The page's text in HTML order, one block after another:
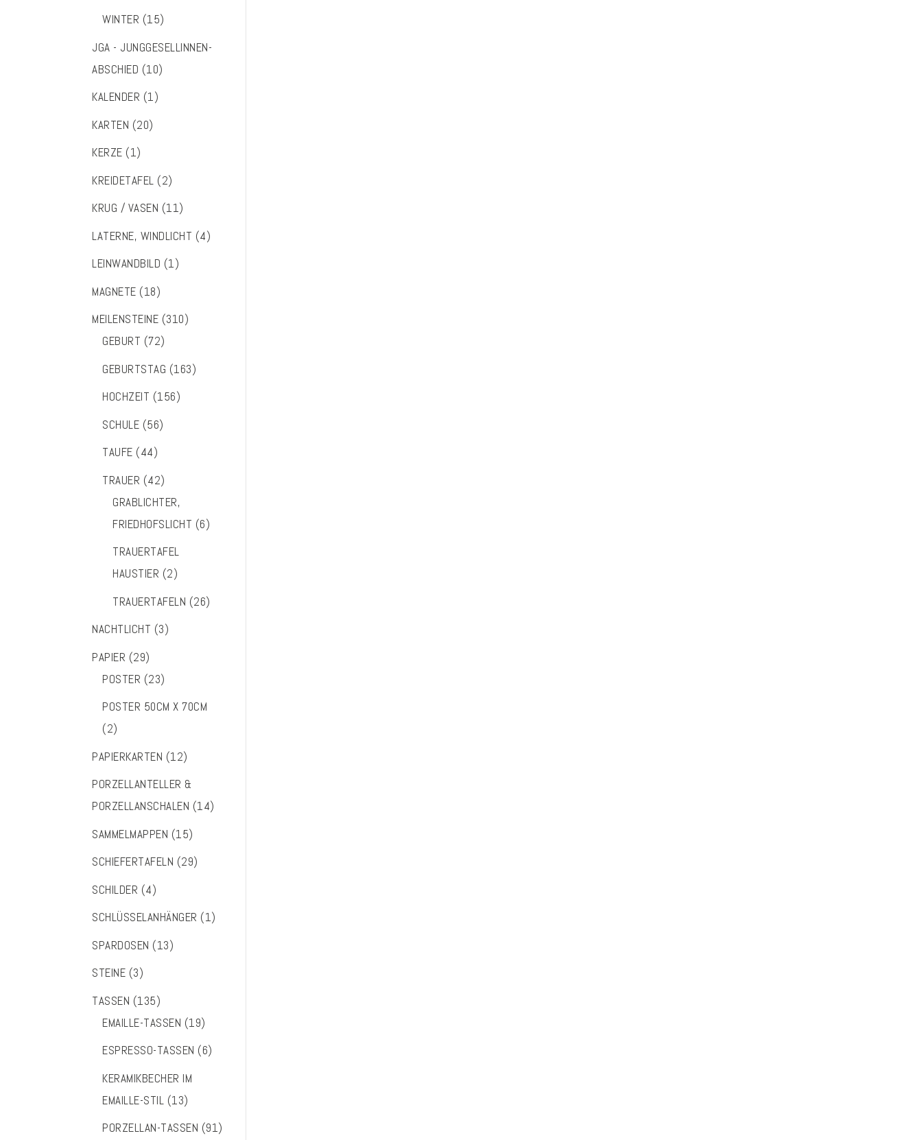
WINTER (15)
JGA - JUNGGESELLINNEN-
ABSCHIED (10)
KALENDER (1)
KARTEN (20)
KERZE (1)
KREIDETAFEL (2)
KRUG / VASEN (11)
LATERNE, WINDLICHT (4)
LEINWANDBILD (1)
MAGNETE (18)
MEILENSTEINE (310)
GEBURT (72)
GEBURTSTAG (163)
HOCHZEIT (156)
SCHULE (56)
TAUFE (44)
TRAUER (42)
GRABLICHTER,
FRIEDHOFSLICHT (6)
TRAUERTAFEL
HAUSTIER (2)
TRAUERTAFELN (26)
NACHTLICHT (3)
PAPIER (29)
POSTER (23)
POSTER 50CM X 70CM
(2)
PAPIERKARTEN (12)
PORZELLANTELLER &
PORZELLANSCHALEN (14)
SAMMELMAPPEN (15)
SCHIEFERTAFELN (29)
SCHILDER (4)
SCHLÜSSELANHÄNGER (1)
SPARDOSEN (13)
STEINE (3)
TASSEN (135)
EMAILLE-TASSEN (19)
ESPRESSO-TASSEN (6)
KERAMIKBECHER IM
EMAILLE-STIL (13)
PORZELLAN-TASSEN (91)